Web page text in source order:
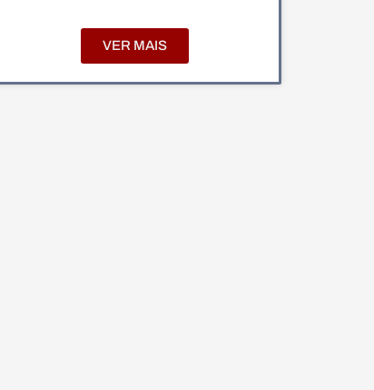
VER MAIS